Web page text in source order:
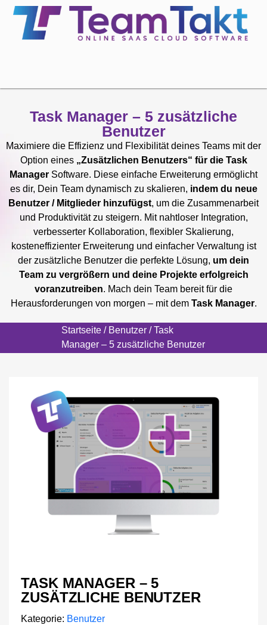
Task Manager – 5 zusätzliche
Benutzer
Maximiere die Effizienz und Flexibilität deines Teams mit der
Option eines „Zusätzlichen Benutzers“ für die Task
Manager Software. Diese einfache Erweiterung ermöglicht
es dir, Dein Team dynamisch zu skalieren, indem du neue
Benutzer / Mitglieder hinzufügst, um die Zusammenarbeit
und Produktivität zu steigern. Mit nahtloser Integration,
verbesserter Kollaboration, flexibler Skalierung,
kosteneffizienter Erweiterung und einfacher Verwaltung ist
der zusätzliche Benutzer die perfekte Lösung, um dein
Team zu vergrößern und deine Projekte erfolgreich
voranzutreiben. Mach dein Team bereit für die
Herausforderungen von morgen – mit dem Task Manager.
Startseite / Benutzer / Task
Manager – 5 zusätzliche Benutzer
TASK MANAGER – 5
ZUSÄTZLICHE BENUTZER
Kategorie: Benutzer